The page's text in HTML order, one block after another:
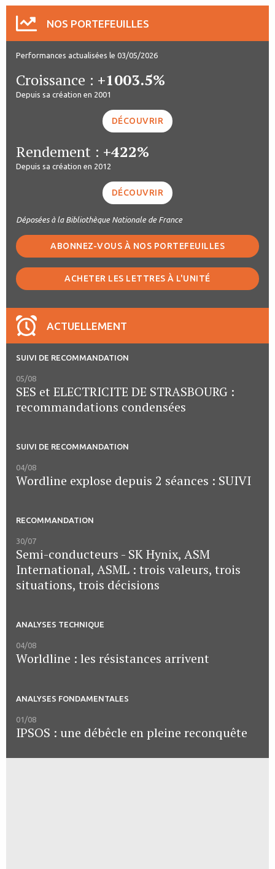
NOS PORTEFEUILLES
Performances actualisées le 03/05/2026
Croissance : +1003.5%
Depuis sa création en 2001
DÉCOUVRIR
Rendement : +422%
Depuis sa création en 2012
DÉCOUVRIR
Déposées à la Bibliothèque Nationale de France
ABONNEZ-VOUS À NOS PORTEFEUILLES
ACHETER LES LETTRES À L'UNITÉ
ACTUELLEMENT
SUIVI DE RECOMMANDATION
05/08
SES et ELECTRICITE DE STRASBOURG :
recommandations condensées
SUIVI DE RECOMMANDATION
04/08
Wordline explose depuis 2 séances : SUIVI
RECOMMANDATION
30/07
Semi-conducteurs - SK Hynix, ASM
International, ASML : trois valeurs, trois
situations, trois décisions
ANALYSES TECHNIQUE
04/08
Worldline : les résistances arrivent
ANALYSES FONDAMENTALES
01/08
IPSOS : une débêcle en pleine reconquête